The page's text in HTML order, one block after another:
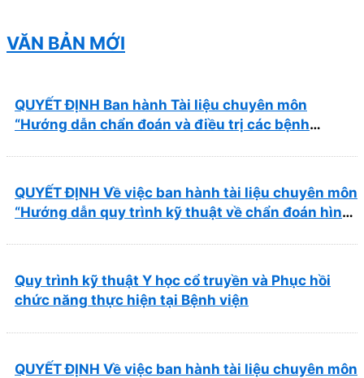
VĂN BẢN MỚI
QUYẾT ĐỊNH Ban hành Tài liệu chuyên môn
“Hướng dẫn chẩn đoán và điều trị các bệnh
QUYẾT ĐỊNH Về việc ban hành tài liệu chuyên môn
“Hướng dẫn quy trình kỹ thuật về chẩn đoán hình
Quy trình kỹ thuật Y học cổ truyền và Phục hồi
chức năng thực hiện tại Bệnh viện
QUYẾT ĐỊNH Về việc ban hành tài liệu chuyên môn